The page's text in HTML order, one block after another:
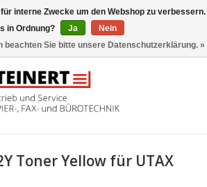
Toner Yellow für UTAX
interne Zwecke um den Webshop zu verbessern.
in Ordnung?
Ja
Nein
beachten Sie bitte unsere Datenschutzerklärung. »